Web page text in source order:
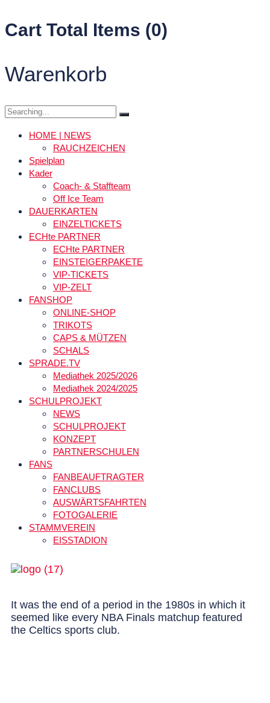
Cart Total Items (0)
Warenkorb
HOME | NEWS
RAUCHZEICHEN
Spielplan
Kader
Coach- & Staffteam
Off Ice Team
DAUERKARTEN
EINZELTICKETS
ECHte PARTNER
ECHte PARTNER
EINSTEIGERPAKETE
VIP-TICKETS
VIP-ZELT
FANSHOP
ONLINE-SHOP
TRIKOTS
CAPS & MÜTZEN
SCHALS
SPRADE.TV
Mediathek 2025/2026
Mediathek 2024/2025
SCHULPROJEKT
NEWS
SCHULPROJEKT
KONZEPT
PARTNERSCHULEN
FANS
FANBEAUFTRAGTER
FANCLUBS
AUSWÄRTSFAHRTEN
FOTOGALERIE
STAMMVEREIN
EISSTADION
It was the end of a period in the 1980s in which it
seemed like every NBA Finals matchup featured
the Celtics sports club.